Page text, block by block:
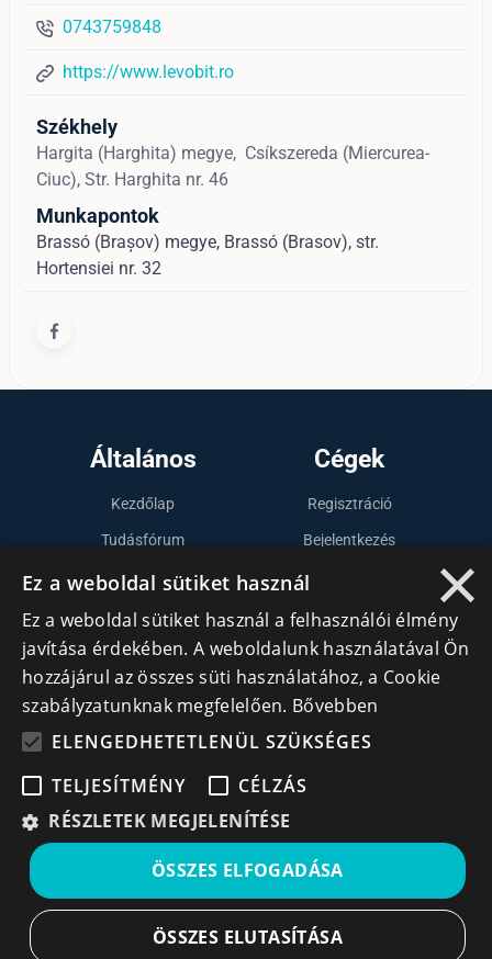
0743759848
https://www.levobit.ro
Székhely
Hargita (Harghita) megye, Csíkszereda (Miercurea-
Ciuc), Str. Harghita nr. 46
Munkapontok
Brassó (Brașov) megye, Brassó (Brasov), str.
Hortensiei nr. 32
Általános
Kezdőlap
Tudásfórum
Partnerek
Szervezetek
Kapcsolat
Cégek
Regisztráció
Bejelentkezés
Lépj kapcsolatba velünk
×
Ez a weboldal sütiket használ
Ez a weboldal sütiket használ a felhasználói élmény
javítása érdekében. A weboldalunk használatával Ön
hozzájárul az összes süti használatához, a Cookie
szabályzatunknak megfelelően. Bővebben
ELENGEDHETETLENÜL SZÜKSÉGES
TELJESÍTMÉNY
CÉLZÁS
RÉSZLETEK MEGJELENÍTÉSE
ÖSSZES ELFOGADÁSA
ÖSSZES ELUTASÍTÁSA